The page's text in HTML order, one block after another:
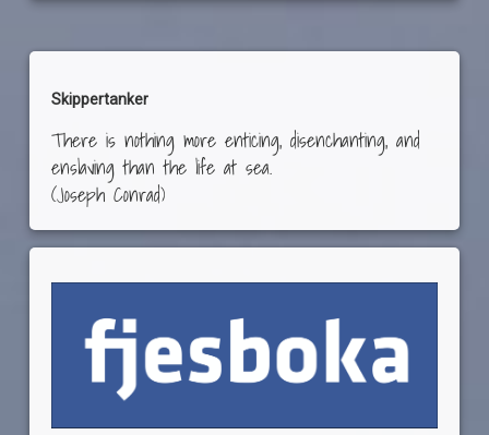
Skippertanker
There is nothing more enticing, disenchanting, and
enslaving than the life at sea.
(Joseph Conrad)